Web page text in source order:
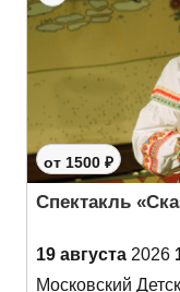
от 1500 ₽
Спектакль
19 августа 2026
Московский